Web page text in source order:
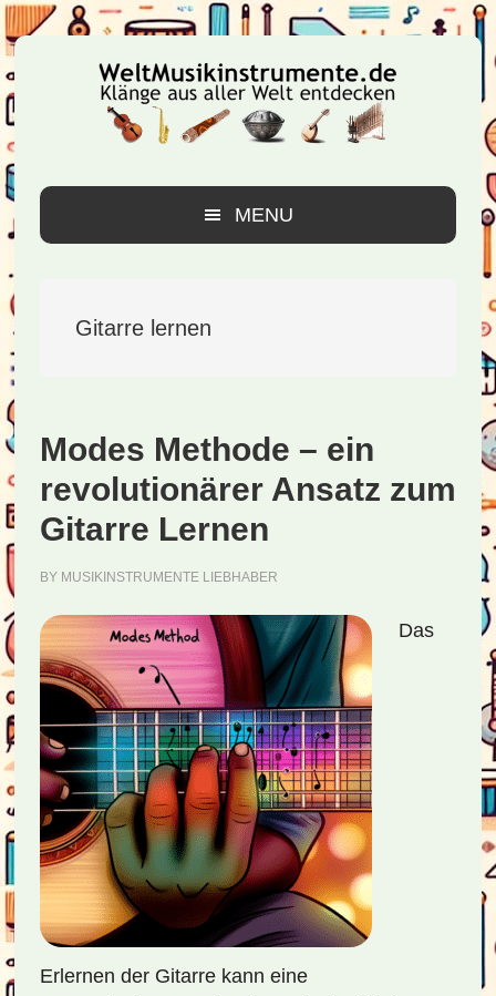
Zur
Hauptnavigation
springen
Zum
Inhalt
springen
Zur
Seitenspalte
springen
MENU
Gitarre lernen
Modes Methode – ein
revolutionärer Ansatz zum
Gitarre Lernen
BY MUSIKINSTRUMENTE LIEBHABER
Das
Erlernen der Gitarre kann eine